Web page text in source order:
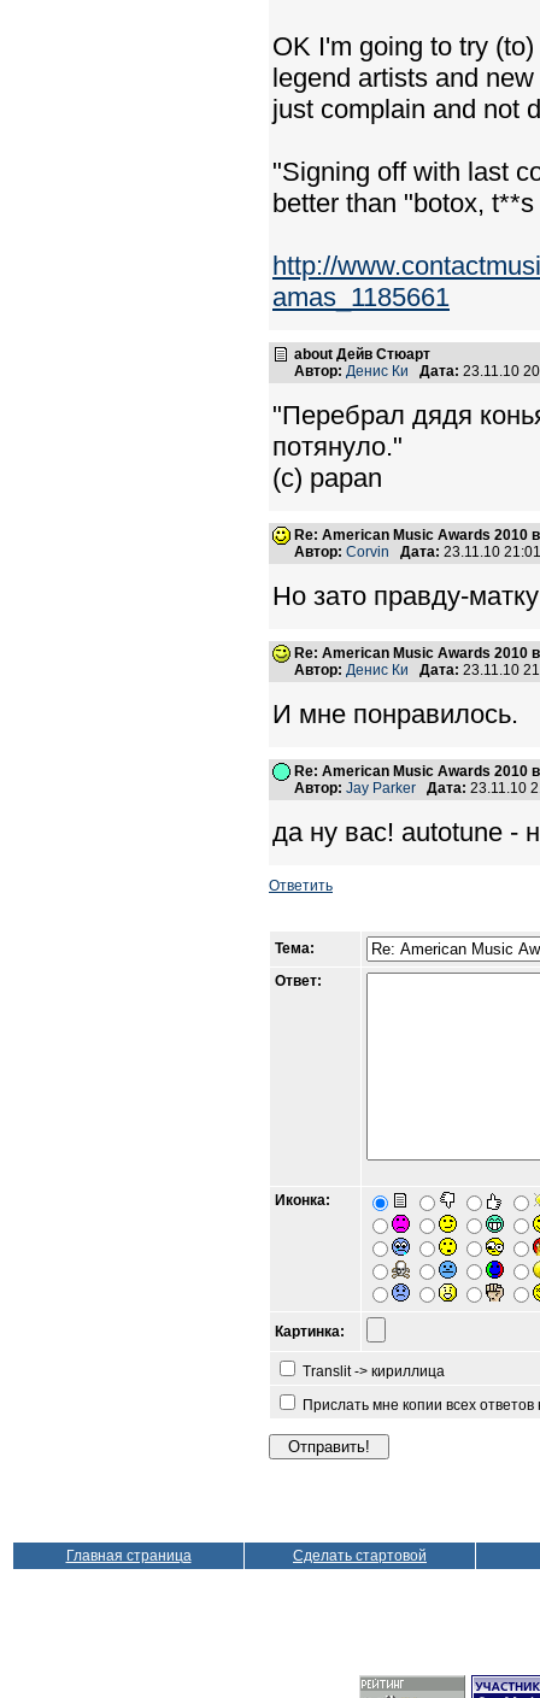
OK I'm going to try
legend artists and
just complain and not
"Signing off with last
better than "botox,
http://
amas_1185661
about Дейв Стюарт
Автор: Денис Ки Дата: 23.11.10
"Перебрал дядя
потянуло."
(c) papan
Re: American Music Awards 2010
Автор: Corvin Дата: 23.11.10
Но зато правду-
Re: American Music Awards 2010
Автор: Денис Ки Дата: 23.11.10
И мне понравилось.
Re: American Music Awards 2010
Автор: Jay Parker Дата: 23.11.10
да ну вас! autotune -
Ответить
Тема:
Ответ:
Иконка:
Картинка:
Translit -> кириллица
Прислать мне копии всех
Главная страница Сделать стартовой